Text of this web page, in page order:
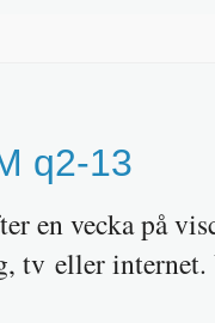
q2-13
en vecka på
tv eller